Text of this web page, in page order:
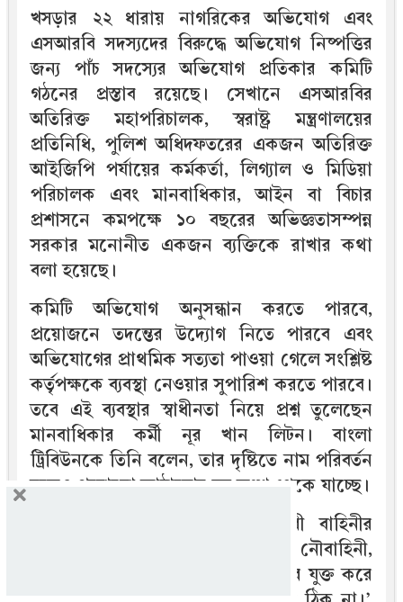
খসড়ার ২২ ধারায় নাগরিকের অভিযোগ এবং
এসআরবি সদস্যদের বিরুদ্ধে অভিযোগ নিষ্পত্তির
জন্য পাঁচ সদস্যের অভিযোগ প্রতিকার কমিটি
গঠনের প্রস্তাব রয়েছে। সেখানে এসআরবির
অতিরিক্ত মহাপরিচালক, স্বরাষ্ট্র মন্ত্রণালয়ের
প্রতিনিধি, পুলিশ অধিদফতরের একজন অতিরিক্ত
আইজিপি পর্যায়ের কর্মকর্তা, লিগ্যাল ও মিডিয়া
পরিচালক এবং মানবাধিকার, আইন বা বিচার
প্রশাসনে কমপক্ষে ১০ বছরের অভিজ্ঞতাসম্পন্ন
সরকার মনোনীত একজন ব্যক্তিকে রাখার কথা
বলা হয়েছে।
কমিটি অভিযোগ অনুসন্ধান করতে পারবে,
প্রয়োজনে তদন্তের উদ্যোগ নিতে পারবে এবং
অভিযোগের প্রাথমিক সত্যতা পাওয়া গেলে সংশ্লিষ্ট
কর্তৃপক্ষকে ব্যবস্থা নেওয়ার সুপারিশ করতে পারবে।
তবে এই ব্যবস্থার স্বাধীনতা নিয়ে প্রশ্ন তুলেছেন
মানবাধিকার কর্মী নূর খান লিটন। বাংলা
ট্রিবিউনকে তিনি বলেন, তার দৃষ্টিতে নাম পরিবর্তন
হলেও পুরোনো কাঠামোর বড় অংশ থেকে যাচ্ছে।
তিনি বলেন, ‘আইনশৃঙ্খলা রক্ষাকারী বাহিনীর
মধ্যে কোনও অবস্থাতেই সেনাবাহিনী, নৌবাহিনী,
বিমানবাহিনী বা অন্য বাহিনীর সদস্যদের যুক্ত করে